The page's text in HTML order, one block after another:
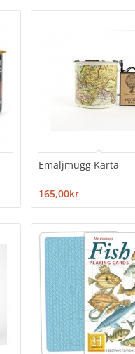
Emaljmugg Karta
165,00kr